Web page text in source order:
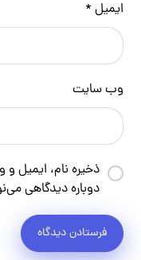
ایمیل *
وب‌ سایت
ذخیره نام، ایمیل و
دوباره دیدگاهی